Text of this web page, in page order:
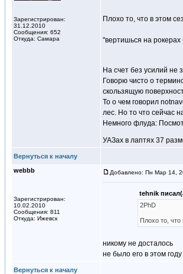
Зарегистрирован:
31.12.2010
Сообщения: 652
Откуда: Самара
Плохо то, что в этом
"вертишься на рокерах
На счет без усилий не
Говорю чисто о
скользящую
То о чем говорил
лес. Но то что сейчас
Немного флуда:
УАЗах в лаптях 37
Вернуться к началу
webbb
Зарегистрирован:
10.02.2010
Сообщения: 811
Откуда: Ижевск
Добавлено: Пн Мар 14,
tehnik
2PhD
Плохо то, что
никому не досталось
не было его в этом
Вернуться к началу